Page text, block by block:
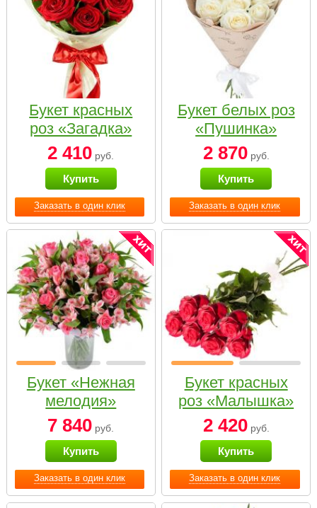
Заказать в один клик
Букет красных
роз «Загадка»
2 410 руб.
Купить
Заказать в один клик
Букет белых роз
«Пушинка»
2 870руб.
Купить
Заказать в один клик
Букет «Нежная
мелодия»
7 840 руб.
Купить
Заказать в один клик
Букет красных
роз «Малышка»
2 420руб.
Купить